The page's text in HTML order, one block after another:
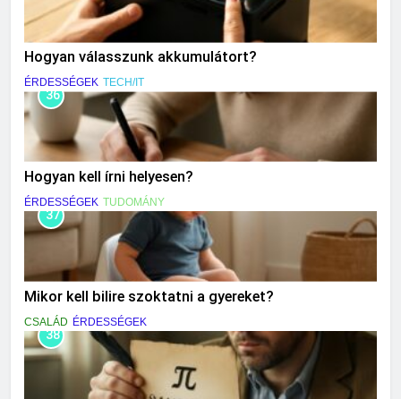
Hogyan válasszunk akkumulátort?
ÉRDESSÉGEK TECH/IT
36
Hogyan kell írni helyesen?
ÉRDESSÉGEK TUDOMÁNY
37
Mikor kell bilire szoktatni a gyereket?
CSALÁD ÉRDESSÉGEK
38